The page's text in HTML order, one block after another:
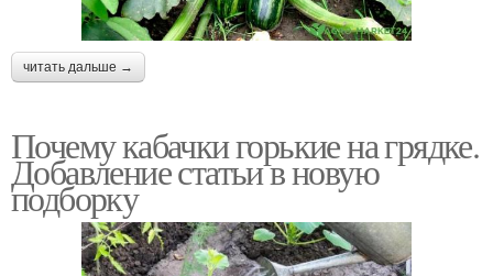
читать дальше →
Почему кабачки горькие на грядке.
Добавление статьи в новую
подборку